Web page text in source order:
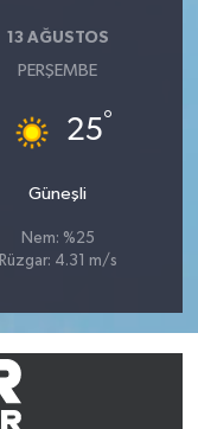
13 AĞUSTOS
PERŞEMBE
25°
Güneşli
Nem: %25
Rüzgar: 4.31 m/s